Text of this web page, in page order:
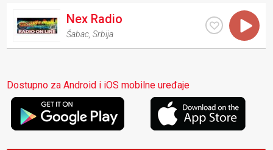
Nex Radio
Šabac ,Srbija
Dostupno za Android i iOS mobilne uređaje